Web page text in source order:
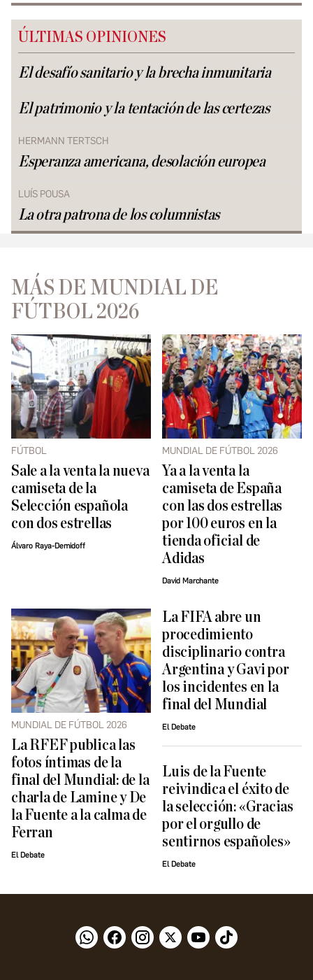
ÚLTIMAS OPINIONES
El desafío sanitario y la brecha inmunitaria
El patrimonio y la tentación de las certezas
HERMANN TERTSCH
Esperanza americana, desolación europea
LUÍS POUSA
La otra patrona de los columnistas
MÁS DE MUNDIAL DE
FÚTBOL 2026
FÚTBOL
Sale a la venta la nueva
camiseta de la
Selección española
con dos estrellas
Álvaro Raya-Demidoff
MUNDIAL DE FÚTBOL 2026
Ya a la venta la
camiseta de España
con las dos estrellas
por 100 euros en la
tienda oficial de
Adidas
David Marchante
MUNDIAL DE FÚTBOL 2026
La RFEF publica las
fotos íntimas de la
final del Mundial: de la
charla de Lamine y De
la Fuente a la calma de
Ferran
El Debate
La FIFA abre un
procedimiento
disciplinario contra
Argentina y Gavi por
los incidentes en la
final del Mundial
El Debate
Luis de la Fuente
reivindica el éxito de
la selección: «Gracias
por el orgullo de
sentirnos españoles»
El Debate